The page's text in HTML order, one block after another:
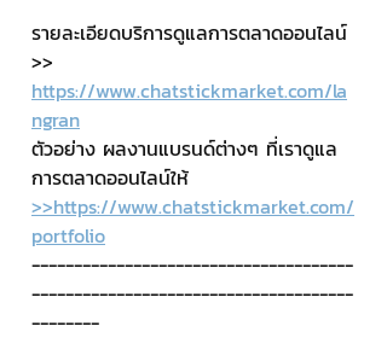
รายละเอียดบริการดูแลการตลาดออนไลน์
>>
https://www.chatstickmarket.com/la
ngran
ตัวอย่าง ผลงานแบรนด์ต่างๆ ที่เราดูแล
การตลาดออนไลน์ให้
>>https://www.chatstickmarket.com/
portfolio
--------------------------------------
--------------------------------------
--------